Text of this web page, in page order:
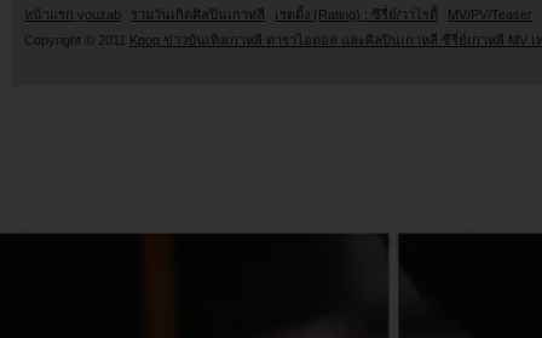
หน้าแรก youzab รวมวันเกิดศิลปินเกาหลี เรตติ้ง (Rating) : ซีรี่ย์/วาไรตี้
MV/PV/Teaser
Copyright © 2011 Kpop ข่าวบันเทิงเกาหลี ดาราไอดอล และศิลปินเกาหลี ซีรี่ย์เกาหลี MV